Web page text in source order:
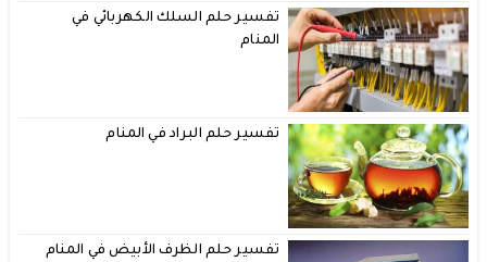
تفسير حلم السلك الكهربائي في
المنام
تفسير حلم البراد في المنام
تفسير حلم الظرف الأبيض في المنام